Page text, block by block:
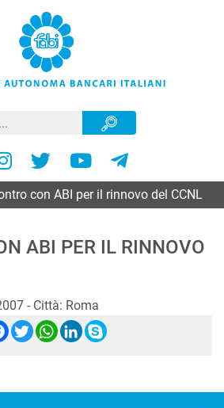
con ABI per il rinnovo del CCNL
ABI PER IL RINNOVO
- Città: Roma
Facebook
Twitter
WhatsApp
LinkedIn
Skype